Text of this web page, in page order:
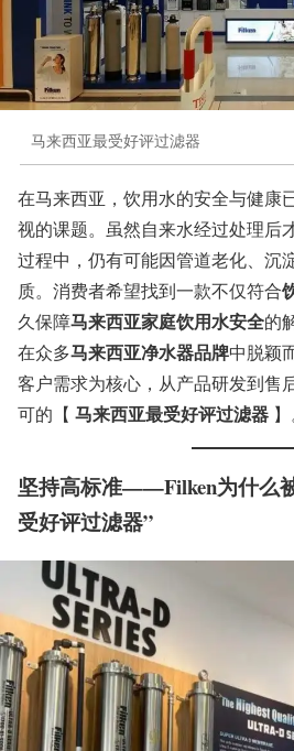
马来西亚最受好评过滤器
在马来西亚，饮用水的安全与健康
视的课题。虽然自来水经过处理后
过程中，仍有可能因管道老化、沉
质。消费者希望找到一款不仅符合
久保障马来西亚家庭饮用水安全的
在众多马来西亚净水器品牌中脱颖
客户需求为核心，从产品研发到售
可的【 马来西亚最受好评过滤器 】
坚持高标准——Filken为什么
受好评过滤器”